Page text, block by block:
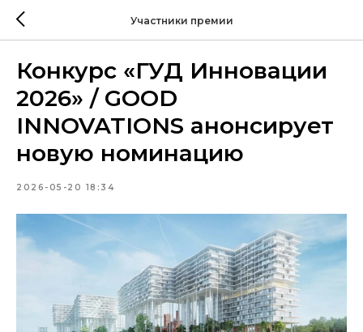
Участники премии
Конкурс «ГУД Инновации
2026» / GOOD
INNOVATIONS анонсирует
новую номинацию
2026-05-20 18:34